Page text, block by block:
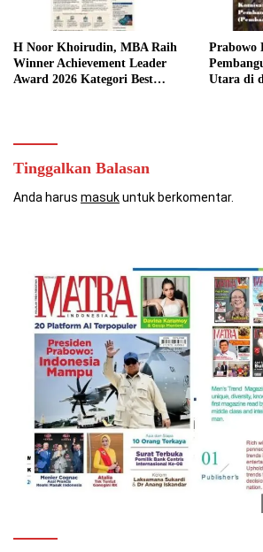
H Noor Khoirudin, MBA Raih
Winner Achievement Leader
Award 2026 Kategori Best
Prabowo
Utara di
Tinggalkan Balasan
Anda harus masukuntuk berkomentar.